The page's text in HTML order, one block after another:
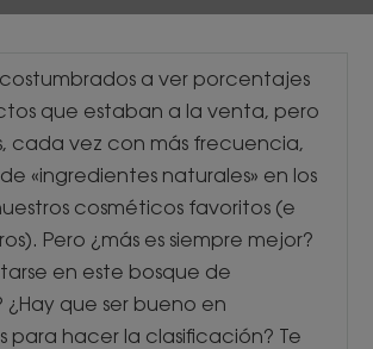
a ver porcentajes
que estaban a la venta, pero
cada vez con más frecuencia,
«ingredientes naturales» en los
cosméticos favoritos (e
Pero ¿más es siempre mejor?
en este bosque de
¿Hay que ser bueno en
para hacer la clasificación? Te